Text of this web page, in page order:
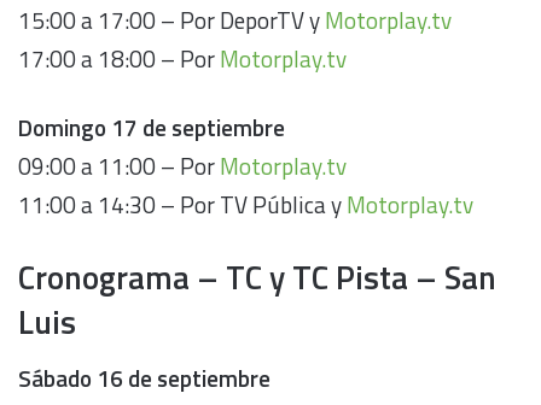
15:00 a 17:00 – Por DeporTV yMotorplay.tv
17:00 a 18:00 – PorMotorplay.tv
Domingo 17 de septiembre
09:00 a 11:00 – PorMotorplay.tv
11:00 a 14:30 – Por TV Pública yMotorplay.tv
Cronograma – TC y TC Pista – San
Luis
Sábado 16 de septiembre